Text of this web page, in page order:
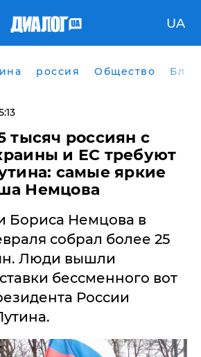
UA
россия Общество
тысяч россиян с
и ЕС требуют
самые яркие
Немцова
Бориса Немцова в
собрал более 25
Люди вышли
бессменного вот
России